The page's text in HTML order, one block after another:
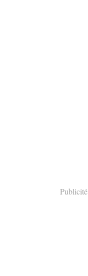
Publicité